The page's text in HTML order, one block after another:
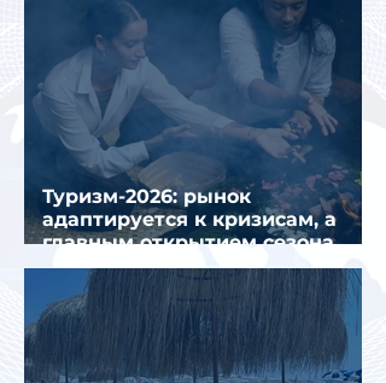
Туризм-2026: рынок
адаптируется к кризисам, а
главным открытием сезона
стал Вьетнам